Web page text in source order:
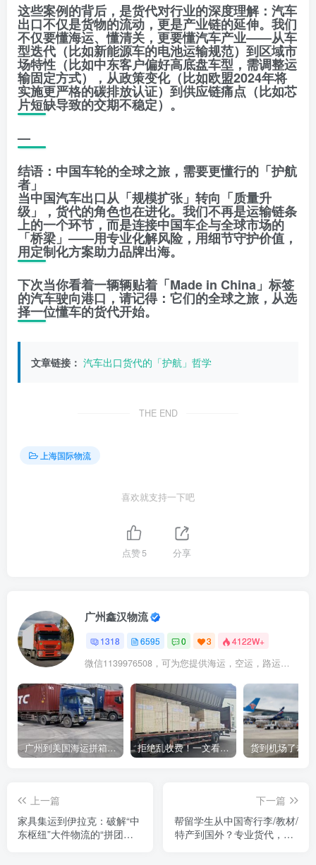
这些案例的背后，是货代对行业的深度理解：汽车
出口不仅是货物的流动，更是产业链的延伸。我们
不仅要懂海运、懂清关，更要懂汽车产业——从车
型迭代（比如新能源车的电池运输规范）到区域市
场特性（比如中东客户偏好高底盘车型，需调整运
输固定方式），从政策变化（比如欧盟2024年将
实施更严格的碳排放认证）到供应链痛点（比如芯
片短缺导致的交期不稳定）。
—
结语：中国车轮的全球之旅，需要更懂行的「护航
者」
当中国汽车出口从「规模扩张」转向「质量升
级」，货代的角色也在进化。我们不再是运输链条
上的一个环节，而是连接中国车企与全球市场的
「桥梁」——用专业化解风险，用细节守护价值，
用定制化方案助力品牌出海。
下次当你看着一辆辆贴着「Made in China」标签
的汽车驶向港口，请记得：它们的全球之旅，从选
择一位懂车的货代开始。
文章链接： 汽车出口货代的「护航」哲学
THE END
上海国际物流
喜欢就支持一下吧
点赞5 分享
广州鑫汉物流
1318 6595 0 3 4122W+
微信1139976508，可为您提供海运，空运，路运，铁路运输
广州到美国海运拼箱多少钱？2024年最新运费构成+隐藏费用避坑指南 拒绝乱收费！一文看懂中国货代计费套路，教你避开所有隐形坑
上一篇
家具集运到伊拉克：破解“中
东枢纽”大件物流的“拼团密
下一篇
帮留学生从中国寄行李/教材/
特产到国外？专业货代，3-7